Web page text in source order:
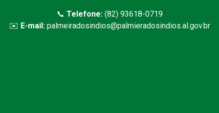
📞 Telefone:(82) 93618-0719
✉️ E-mail: palmeiradosindios@palmieradosindios.al.gov.br